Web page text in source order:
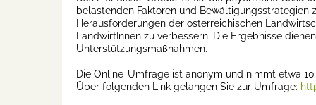
belastenden Faktoren und Bewältigungsstrategien
Herausforderungen der österreichischen
LandwirtInnen zu verbessern. Die Ergebnisse
Unterstützungsmaßnahmen.
Die Online-Umfrage ist anonym und nimmt etwa
Über folgenden Link gelangen Sie zur Umfrage: